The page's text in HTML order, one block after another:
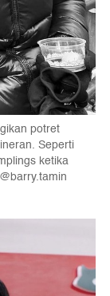
potret
Seperti
ketika